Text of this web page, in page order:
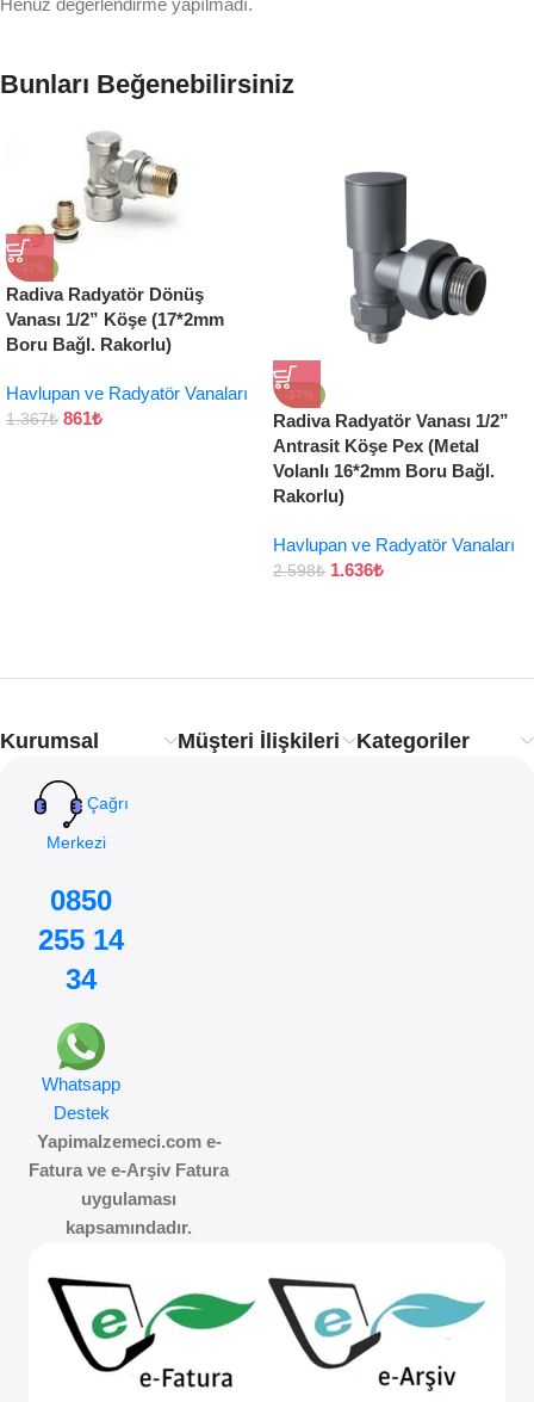
Henüz değerlendirme yapılmadı.
Bunları Beğenebilirsiniz
-37%
Radiva Radyatör Dönüş
Vanası 1/2” Köşe (17*2mm
Boru Bağl. Rakorlu)
Havlupan ve Radyatör Vanaları
1.367₺ 861₺
-37%
Radiva Radyatör Vanası 1/2”
Antrasit Köşe Pex (Metal
Volanlı 16*2mm Boru Bağl.
Rakorlu)
Havlupan ve Radyatör Vanaları
2.598₺ 1.636₺
Kurumsal Müşteri İlişkileri Kategoriler
Çağrı
Merkezi
0850
255 14
34
Whatsapp
Destek
Yapimalzemeci.com e-
Fatura ve e-Arşiv Fatura
uygulaması
kapsamındadır.